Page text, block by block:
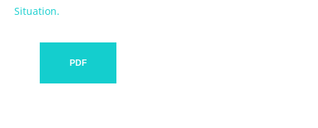
Situation.
PDF